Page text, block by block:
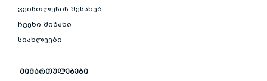
ვეისთლესის შესახებ
ჩვენი მიზანი
სიახლეები
ᲛᲘᲛᲐᲠᲗᲣᲚᲔᲑᲔᲑᲘ